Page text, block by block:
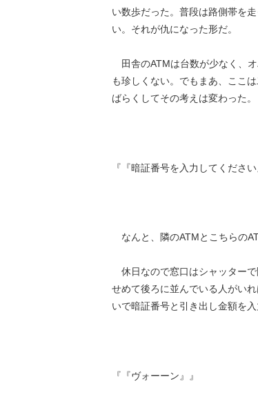
い数歩だった。普段は路側帯を
い。それが仇になった形だ。
田舎のATMは台数が少なく、
も珍しくない。でもまあ、ここ
ばらくしてその考えは変わった。
『『暗証番号を入力してください
なんと、隣のATMとこちらの
休日なので窓口はシャッターで
せめて後ろに並んでいる人がい
いで暗証番号と引き出し金額を
『『ヴォーーン』』